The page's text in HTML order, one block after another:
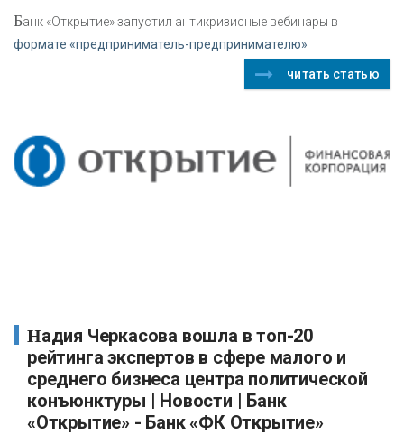
Банк «Открытие» запустил антикризисные вебинары в
формате «предприниматель-предпринимателю»
читать статью
Надия Черкасова вошла в топ-20
рейтинга экспертов в сфере малого и
среднего бизнеса центра политической
конъюнктуры | Новости | Банк
«Открытие» - Банк «ФК Открытие»